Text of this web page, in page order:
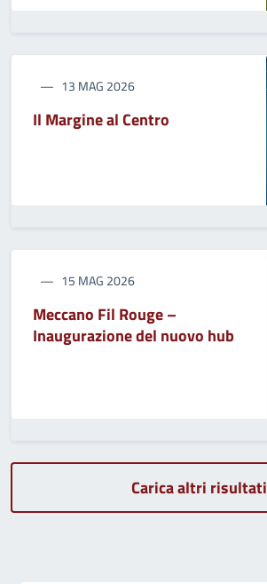
13 MAG 2026
Il Margine al Centro
15 MAG 2026
Meccano Fil Rouge –
Inaugurazione del nuovo hub
Carica altri risultati